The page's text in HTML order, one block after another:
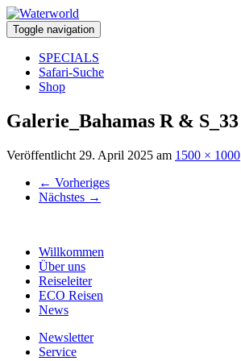
Toggle navigation
SPECIALS
Safari-Suche
Shop
Galerie_Bahamas R & S_33
Veröffentlicht 29. April 2025 am 1500 × 1000
← Vorheriges
Nächstes →
Willkommen
Über uns
Reiseleiter
ECO Reisen
News
Newsletter
Service